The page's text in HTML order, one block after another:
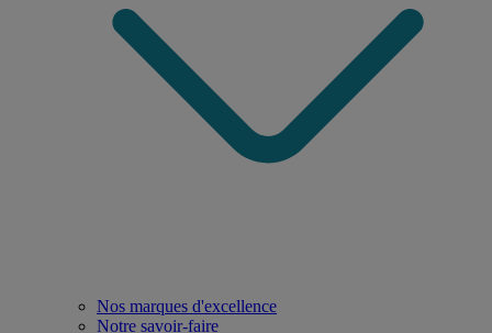
Nos marques d'excellence
Notre savoir-faire